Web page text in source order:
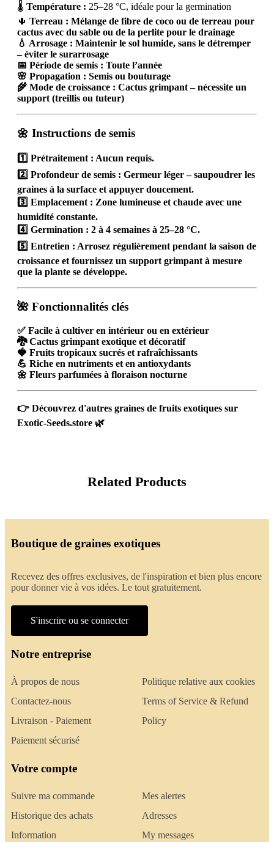
🌡️ Température : 25–28 °C, idéale pour la germination
🌵 Terreau : Mélange de fibre de coco ou de terreau pour
cactus avec du sable ou de la perlite pour le drainage
💧 Arrosage : Maintenir le sol humide, sans le détremper
– éviter le surarrosage
📅 Période de semis : Toute l’année
🌸 Propagation : Semis ou bouturage
🌾 Mode de croissance : Cactus grimpant – nécessite un
support (treillis ou tuteur)
🌼 Instructions de semis
1️⃣ Prétraitement : Aucun requis.
2️⃣ Profondeur de semis : Germeur léger – saupoudrer les
graines à la surface et appuyer doucement.
3️⃣ Emplacement : Zone lumineuse et chaude avec une
humidité constante.
4️⃣ Germination : 2 à 4 semaines à 25–28 °C.
5️⃣ Entretien : Arrosez régulièrement pendant la saison de
croissance et fournissez un support grimpant à mesure
que la plante se développe.
🌺 Fonctionnalités clés
✅ Facile à cultiver en intérieur ou en extérieur
🐉 Cactus grimpant exotique et décoratif
🍓 Fruits tropicaux sucrés et rafraîchissants
💪 Riche en nutriments et en antioxydants
🌼 Fleurs parfumées à floraison nocturne
👉 Découvrez d'autres graines de fruits exotiques sur
Exotic-Seeds.store 🌿
Related Products
Boutique de graines exotiques
Recevez des offres exclusives, de l'inspiration et bien plus encore
pour donner vie à vos idées. Le tout gratuitement.
S'inscrire ou se connecter
Notre entreprise
À propos de nous
Contactez-nous
Livraison - Paiement
Paiement sécurisé
Politique relative aux cookies
Terms of Service & Refund
Policy
Votre compte
Suivre ma commande
Historique des achats
Information
Mes alertes
Adresses
My messages